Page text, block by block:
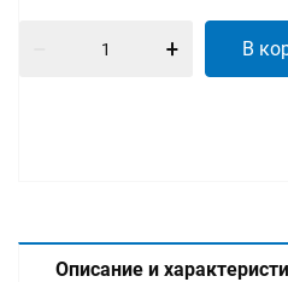
В
Описание и